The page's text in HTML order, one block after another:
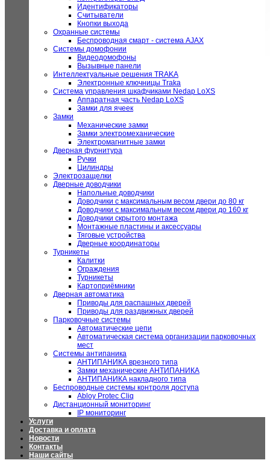
Идентификаторы
Считыватели
Кнопки выхода
Охранные системы
Беспроводная смарт - система AJAX
Системы домофонии
Видеодомофоны
Вызывные панели
Интеллектуальные решения TRAKA
Электронные ключницы Traka
Система управления шкафчиками Nedap LoXS
Аппаратная часть Nedap LoXS
Замки для ячеек
Замки
Механические замки
Замки электромеханические
Электромагнитные замки
Дверная фурнитура
Ручки
Цилиндры
Электрозащелки
Дверные доводчики
Напольные доводчики
Доводчики с максимальным весом двери до 80 кг
Доводчики с максимальным весом двери до 160 кг
Доводчики скрытого монтажа
Монтажные пластины и аксессуары
Тяговые устройства
Дверные координаторы
Турникеты
Калитки
Ограждения
Турникеты
Картоприёмники
Дверная автоматика
Приводы для распашных дверей
Приводы для раздвижных дверей
Парковочные системы
Автоматические цепи
Автоматическая система организации парковочных
мест
Системы антипаника
АНТИПАНИКА врезного типа
Замки механические АНТИПАНИКА
АНТИПАНИКА накладного типа
Беспроводные системы контроля доступа
Abloy Protec Cliq
Дистанционный мониторинг
IP мониторинг
Услуги
Доставка и оплата
Новости
Контакты
Наши сайты